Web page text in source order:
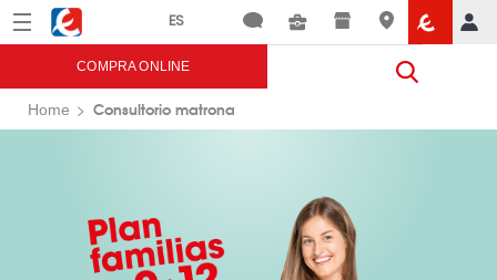
Menú Eroski
COMPRA ONLINE
Home Consultorio matrona